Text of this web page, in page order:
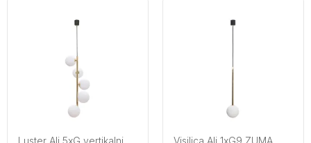
Luster Ali 5xG vertikalni
Visilica Ali 1xG9 ZUMA